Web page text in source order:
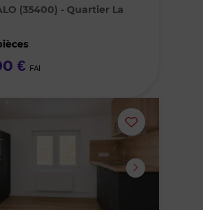
(35400) - Quartier La
€ FAI
Ajouter
ou